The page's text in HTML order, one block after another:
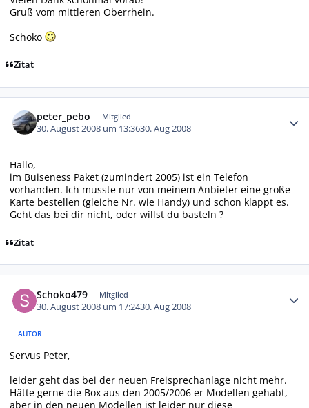
Gruß vom mittleren Oberrhein.
Schoko
Zitat
peter_pebo Mitglied
30. August 2008 um 13:3630. Aug 2008
Hallo,
im Buiseness Paket (zumindert 2005) ist ein Telefon
vorhanden. Ich musste nur von meinem Anbieter eine große
Karte bestellen (gleiche Nr. wie Handy) und schon klappt es.
Geht das bei dir nicht, oder willst du basteln ?
Zitat
Schoko479 Mitglied
30. August 2008 um 17:2430. Aug 2008
AUTOR
Servus Peter,
leider geht das bei der neuen Freisprechanlage nicht mehr.
Hätte gerne die Box aus den 2005/2006 er Modellen gehabt,
aber in den neuen Modellen ist leider nur diese